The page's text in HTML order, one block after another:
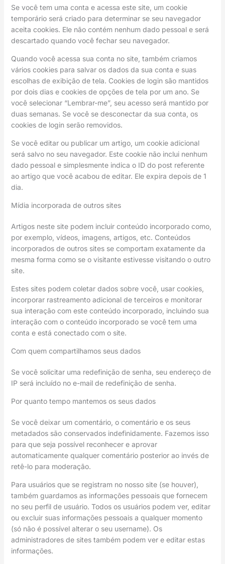
Se você tem uma conta e acessa este site, um cookie
temporário será criado para determinar se seu navegador
aceita cookies. Ele não contém nenhum dado pessoal e será
descartado quando você fechar seu navegador.
Quando você acessa sua conta no site, também criamos
vários cookies para salvar os dados da sua conta e suas
escolhas de exibição de tela. Cookies de login são mantidos
por dois dias e cookies de opções de tela por um ano. Se
você selecionar “Lembrar-me”, seu acesso será mantido por
duas semanas. Se você se desconectar da sua conta, os
cookies de login serão removidos.
Se você editar ou publicar um artigo, um cookie adicional
será salvo no seu navegador. Este cookie não inclui nenhum
dado pessoal e simplesmente indica o ID do post referente
ao artigo que você acabou de editar. Ele expira depois de 1
dia.
Mídia incorporada de outros sites
Artigos neste site podem incluir conteúdo incorporado como,
por exemplo, vídeos, imagens, artigos, etc. Conteúdos
incorporados de outros sites se comportam exatamente da
mesma forma como se o visitante estivesse visitando o outro
site.
Estes sites podem coletar dados sobre você, usar cookies,
incorporar rastreamento adicional de terceiros e monitorar
sua interação com este conteúdo incorporado, incluindo sua
interação com o conteúdo incorporado se você tem uma
conta e está conectado com o site.
Com quem compartilhamos seus dados
Se você solicitar uma redefinição de senha, seu endereço de
IP será incluído no e-mail de redefinição de senha.
Por quanto tempo mantemos os seus dados
Se você deixar um comentário, o comentário e os seus
metadados são conservados indefinidamente. Fazemos isso
para que seja possível reconhecer e aprovar
automaticamente qualquer comentário posterior ao invés de
retê-lo para moderação.
Para usuários que se registram no nosso site (se houver),
também guardamos as informações pessoais que fornecem
no seu perfil de usuário. Todos os usuários podem ver, editar
ou excluir suas informações pessoais a qualquer momento
(só não é possível alterar o seu username). Os
administradores de sites também podem ver e editar estas
informações.